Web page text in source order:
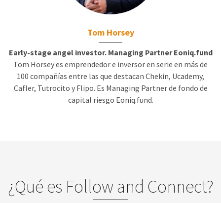
Tom Horsey
Early-stage angel investor. Managing Partner Eoniq.fund
Tom Horsey es emprendedor e inversor en serie en más de
100 compañías entre las que destacan Chekin, Ucademy,
Cafler, Tutrocito y Flipo. Es Managing Partner de fondo de
capital riesgo Eoniq.fund.
¿Qué es Follow and Connect?